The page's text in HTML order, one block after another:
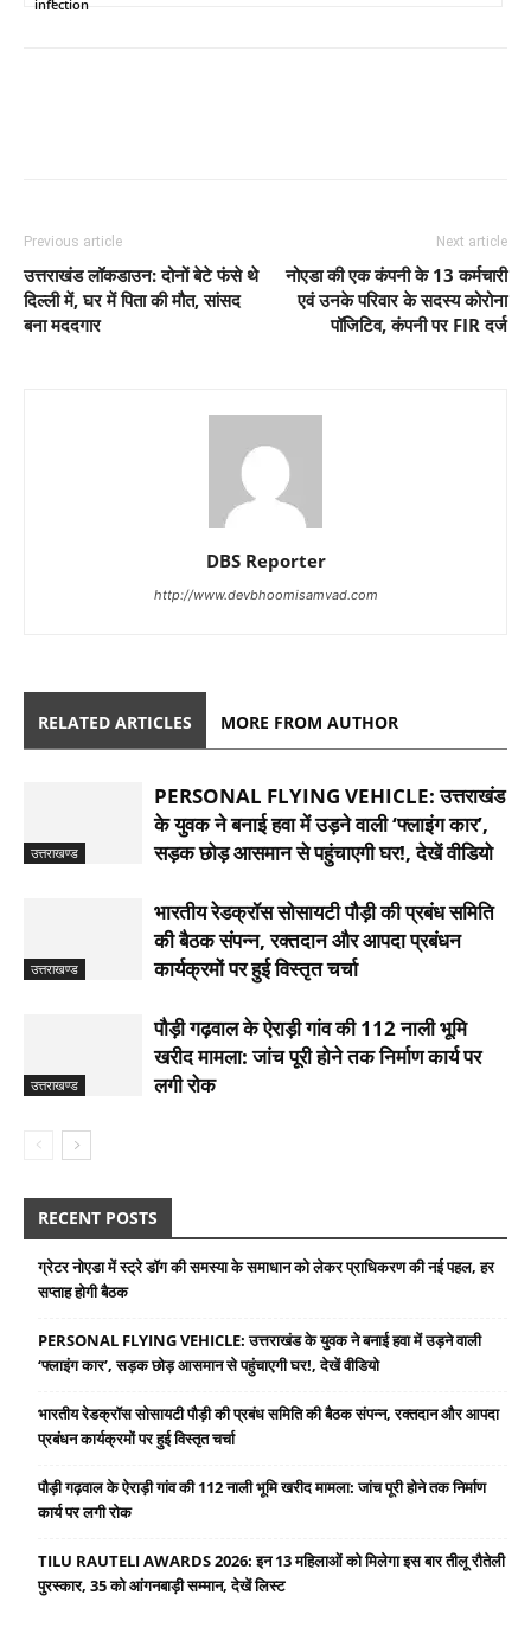
infection
Previous article
उत्तराखंड लॉकडाउन: दोनों बेटे फंसे थे
दिल्ली में, घर में पिता की मौत, सांसद
बना मददगार
Next article
नोएडा की एक कंपनी के 13 कर्मचारी
एवं उनके परिवार के सदस्य कोरोना
पॉजिटिव, कंपनी पर FIR दर्ज
DBS Reporter
http://www.devbhoomisamvad.com
RELATED ARTICLES MORE FROM AUTHOR
उत्तराखण्ड
PERSONAL FLYING VEHICLE: उत्तराखंड
के युवक ने बनाई हवा में उड़ने वाली ‘फ्लाइंग कार’,
सड़क छोड़ आसमान से पहुंचाएगी घर!, देखें वीडियो
उत्तराखण्ड
भारतीय रेडक्रॉस सोसायटी पौड़ी की प्रबंध समिति
की बैठक संपन्न, रक्तदान और आपदा प्रबंधन
कार्यक्रमों पर हुई विस्तृत चर्चा
उत्तराखण्ड
पौड़ी गढ़वाल के ऐराड़ी गांव की 112 नाली भूमि
खरीद मामला: जांच पूरी होने तक निर्माण कार्य पर
लगी रोक
RECENT POSTS
ग्रेटर नोएडा में स्ट्रे डॉग की समस्या के समाधान को लेकर प्राधिकरण की नई पहल, हर
सप्ताह होगी बैठक
PERSONAL FLYING VEHICLE: उत्तराखंड के युवक ने बनाई हवा में उड़ने वाली
‘फ्लाइंग कार’, सड़क छोड़ आसमान से पहुंचाएगी घर!, देखें वीडियो
भारतीय रेडक्रॉस सोसायटी पौड़ी की प्रबंध समिति की बैठक संपन्न, रक्तदान और आपदा
प्रबंधन कार्यक्रमों पर हुई विस्तृत चर्चा
पौड़ी गढ़वाल के ऐराड़ी गांव की 112 नाली भूमि खरीद मामला: जांच पूरी होने तक निर्माण
कार्य पर लगी रोक
TILU RAUTELI AWARDS 2026: इन 13 महिलाओं को मिलेगा इस बार तीलू रौतेली
पुरस्कार, 35 को आंगनबाड़ी सम्मान, देखें लिस्ट